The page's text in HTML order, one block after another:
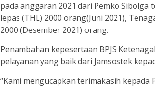
pada anggaran 2021 dari Pemko
lepas (THL) 2000 orang(Juni 2021),
2000 (Desember 2021) orang.
Penambahan kepesertaan BPJS
pelayanan yang baik dari Jamsostek
“Kami mengucapkan terimakasih